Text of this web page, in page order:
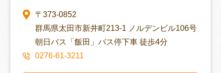
〒373-0852
群馬県太田市新井町213-1 ノルデンビル106号
朝日バス「飯田」バス停下車 徒歩4分
0276-61-3211